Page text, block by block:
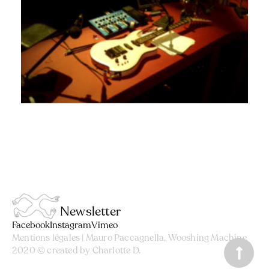
Newsletter
FacebookInstagramVimeo
Mentions légales | Mauro Paccagnella, Wooshing Machine
2020 © created by Charlotte D.